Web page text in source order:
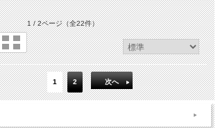
1 / 2ページ（全22件）
1 2 次へ